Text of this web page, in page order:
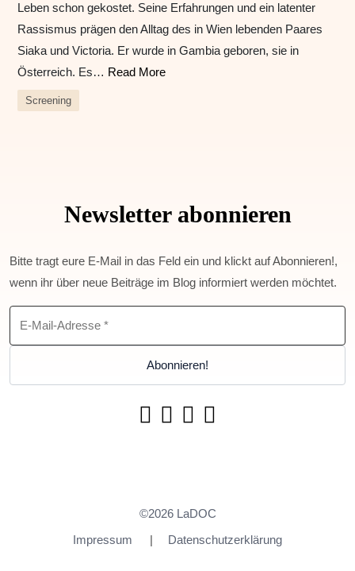
Leben schon gekostet. Seine Erfahrungen und ein latenter
Rassismus prägen den Alltag des in Wien lebenden Paares
Siaka und Victoria. Er wurde in Gambia geboren, sie in
Österreich. Es… Read More
Screening
Newsletter abonnieren
Bitte tragt eure E-Mail in das Feld ein und klickt auf Abonnieren!,
wenn ihr über neue Beiträge im Blog informiert werden möchtet.
©2026 LaDOC
Impressum
Datenschutzerklärung